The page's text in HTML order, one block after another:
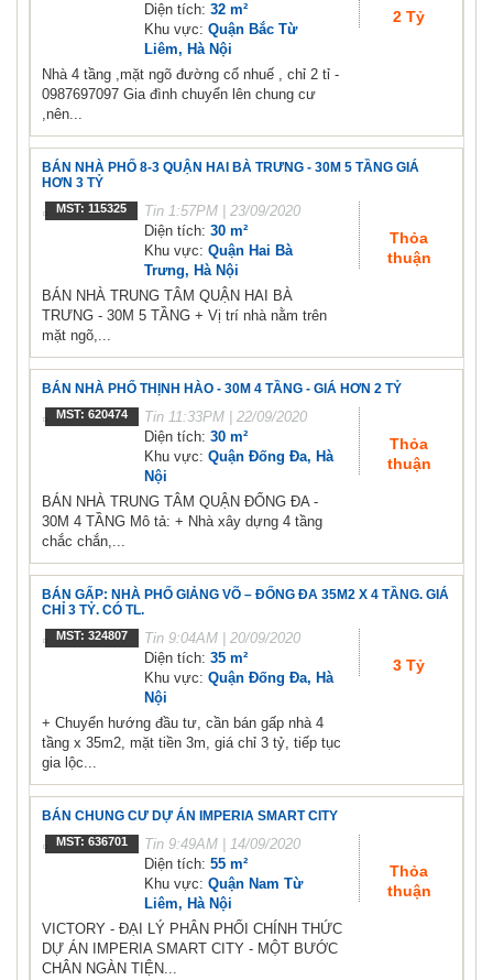
Diện tích: 32 m²
Khu vực: Quận Bắc Từ
Liêm, Hà Nội
2 Tỷ
Nhà 4 tầng ,mặt ngõ đường cổ nhuế , chỉ 2 tỉ -
0987697097 Gia đình chuyển lên chung cư
,nên...
BÁN NHÀ PHỐ 8-3 QUẬN HAI BÀ TRƯNG - 30M 5 TẦNG GIÁ
HƠN 3 TỶ
MST: 115325 Tin 1:57PM | 23/09/2020
Diện tích: 30 m²
Khu vực: Quận Hai Bà
Trưng, Hà Nội
Thỏa
thuận
BÁN NHÀ TRUNG TÂM QUẬN HAI BÀ
TRƯNG - 30M 5 TẦNG + Vị trí nhà nằm trên
mặt ngõ,...
BÁN NHÀ PHỐ THỊNH HÀO - 30M 4 TẦNG - GIÁ HƠN 2 TỶ
MST: 620474 Tin 11:33PM | 22/09/2020
Diện tích: 30 m²
Khu vực: Quận Đống Đa, Hà
Nội
Thỏa
thuận
BÁN NHÀ TRUNG TÂM QUẬN ĐỐNG ĐA -
30M 4 TẦNG Mô tả: + Nhà xây dựng 4 tầng
chắc chắn,...
BÁN GẤP: NHÀ PHỐ GIẢNG VÕ – ĐỐNG ĐA 35M2 X 4 TẦNG. GIÁ
CHỈ 3 TỶ. CÓ TL.
MST: 324807 Tin 9:04AM | 20/09/2020
Diện tích: 35 m²
Khu vực: Quận Đống Đa, Hà
Nội
3 Tỷ
+ Chuyển hướng đầu tư, cần bán gấp nhà 4
tầng x 35m2, mặt tiền 3m, giá chỉ 3 tỷ, tiếp tục
gia lộc...
BÁN CHUNG CƯ DỰ ÁN IMPERIA SMART CITY
MST: 636701 Tin 9:49AM | 14/09/2020
Diện tích: 55 m²
Khu vực: Quận Nam Từ
Liêm, Hà Nội
Thỏa
thuận
VICTORY - ĐẠI LÝ PHÂN PHỐI CHÍNH THỨC
DỰ ÁN IMPERIA SMART CITY - MỘT BƯỚC
CHÂN NGÀN TIỆN...